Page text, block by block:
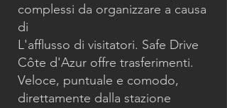
complessi da organizzare a causa
di
L'afflusso di visitatori. Safe Drive
Côte d'Azur offre trasferimenti.
Veloce, puntuale e comodo,
direttamente dalla stazione